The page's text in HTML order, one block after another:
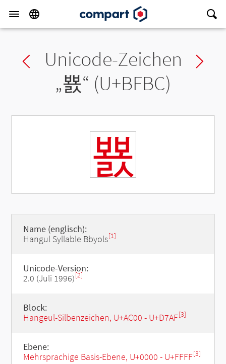
Previous char
Unicode-Zeichen
„뾼“ (U+BFBC)
뾼
Name (englisch):
Hangul Syllable Bbyols[1]
Unicode-Version:
2.0 (Juli 1996)[2]
Block:
Hangeul-Silbenzeichen, U+AC00 - U+D7AF[3]
Ebene:
Mehrsprachige Basis-Ebene, U+0000 - U+FFFF[3]